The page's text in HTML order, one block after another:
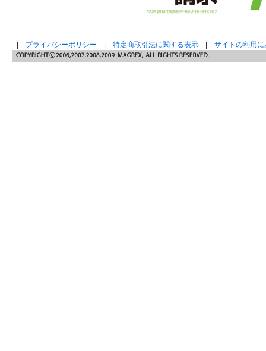
プライバシーポリシー 特定商取引法に関する表示 サイトの利用に